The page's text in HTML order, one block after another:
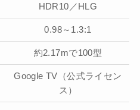
HDR10／HLG
0.98～1.3:1
約2.17mで100型
Google TV（公式ライセン
ス）